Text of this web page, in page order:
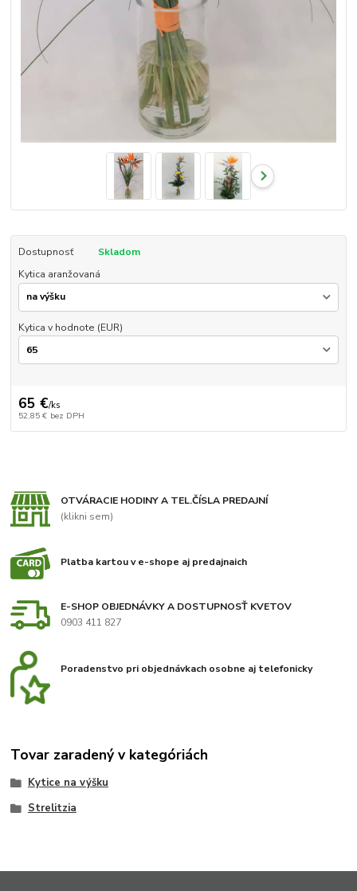
Dostupnosť
Skladom
Kytica aranžovaná
Kytica v hodnote (EUR)
65 €/ks
52,85 € bez DPH
OTVÁRACIE HODINY A TEL.ČÍSLA PREDAJNÍ
(klikni sem)
Platba kartou v e-shope aj predajnaich
E-SHOP OBJEDNÁVKY A DOSTUPNOSŤ KVETOV
0903 411 827
Poradenstvo pri objednávkach osobne aj telefonicky
Tovar zaradený v kategóriách
Kytice na výšku
Strelitzia